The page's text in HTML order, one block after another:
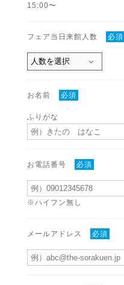
15:00〜
フェア当日来館人数 必須
お名前 必須
ふりがな
お電話番号 必須
※ハイフン無し
メールアドレス 必須